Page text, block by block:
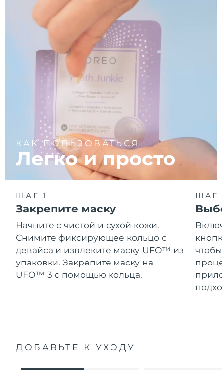
КАК ПОЛЬЗОВАТЬСЯ
Легко и просто
ШАГ 1
Закрепите маску
Начните с чистой и сухой кожи.
Снимите фиксирующее кольцо с
девайса и извлеките маску UFO™ из
упаковки. Закрепите маску на
UFO™ 3 с помощью кольца.
ШАГ
ДОБАВЬТЕ К УХОДУ